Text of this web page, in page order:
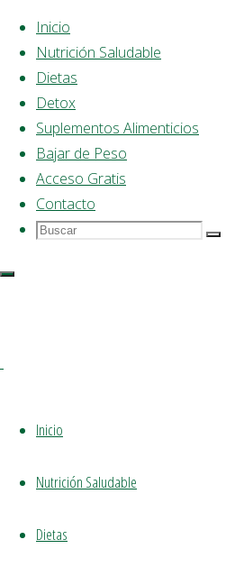
Saltar
contenido
Inicio
Nutrición Saludable
Dietas
Detox
Suplementos Alimenticios
Bajar de Peso
Acceso Gratis
Contacto
Buscar
Buscar:
Buscar
Inicio
Nutrición Saludable
Dietas
Página
Inicio
beneficios
de bajar la
Los
la
arriba